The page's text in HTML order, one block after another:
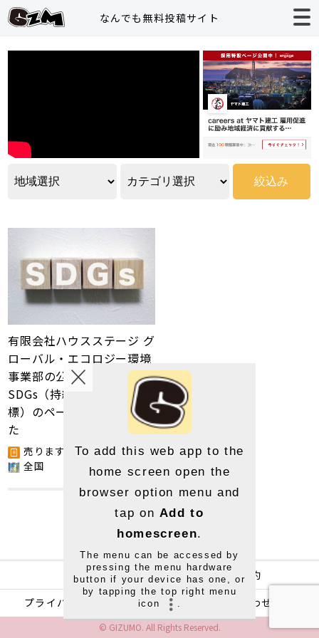
なんでも無料投稿サイト
有限会社ハウスステージ グ
ローバル・エコロジー環境
事業部の公式サイト内
SDGs（持続可能な開発目
標）のページを更新しまし
た
売ります・あげます
全国
運営
利用規約
プライバシーポリシー
お問い合わせ
© GIZUMO. All Rights Reserved.
To add this web app to the
home screen open the
browser option menu and
tap on Add to
homescreen.
The menu can be accessed by
pressing the menu hardware
button if your device has one, or
by tapping the top right menu
icon
.